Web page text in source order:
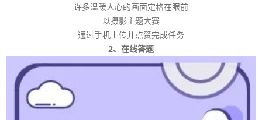
许多温暖人心的画面定格在眼前
以摄影主题大赛
通过手机上传并点赞完成任务
2、在线答题